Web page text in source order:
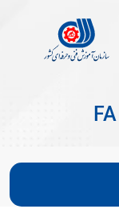
FA